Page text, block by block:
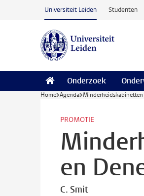
Ga naar hoofdinhoud
Universiteit Leiden Studenten
Onderzoek
Home Agenda
PROMOTIE
en
C. Smit